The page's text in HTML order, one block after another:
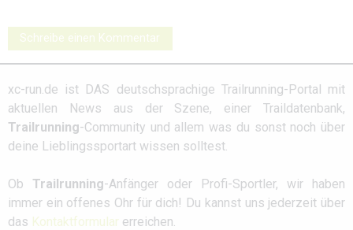
Schreibe einen Kommentar
xc-run.de ist DAS deutschsprachige Trailrunning-Portal mit
aktuellen News aus der Szene, einer Traildatenbank,
Trailrunning-Community und allem was du sonst noch über
deine Lieblingssportart wissen solltest.
Ob Trailrunning-Anfänger oder Profi-Sportler, wir haben
immer ein offenes Ohr für dich! Du kannst uns jederzeit über
das Kontaktformular erreichen.